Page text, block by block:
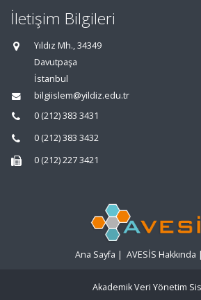
İletişim Bilgileri
Yıldız Mh., 34349
Davutpaşa
İstanbul
bilgiislem@yildiz.edu.tr
0 (212) 383 3431
0 (212) 383 3432
0 (212) 227 3421
Ana Sayfa | AVESİS Hakkında |
Akademik Veri Yönetim